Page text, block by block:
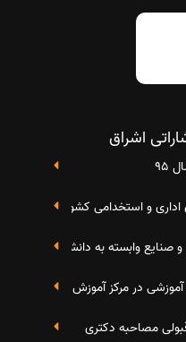
اشراق
اداری و استخدامی کشور در خصوص
وابسته به دانشگاه صنعتی شریف 4 الی 8 مهر
مصاحبه دکتری